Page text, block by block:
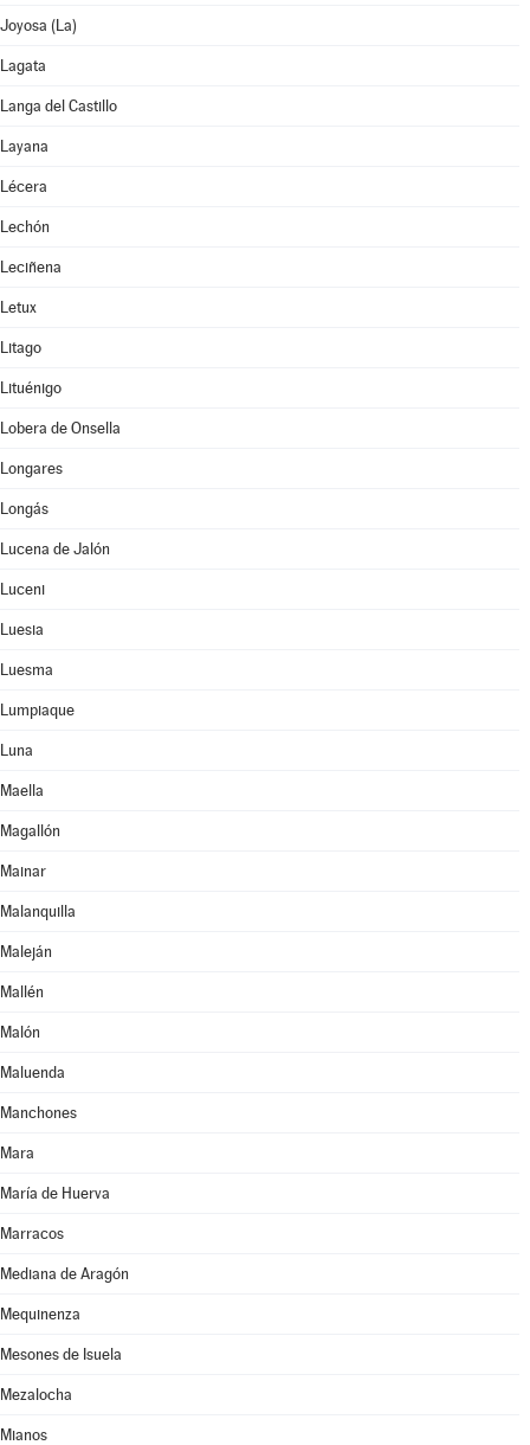
Joyosa (La)
Lagata
Langa del Castillo
Layana
Lécera
Lechón
Leciñena
Letux
Litago
Lituénigo
Lobera de Onsella
Longares
Longás
Lucena de Jalón
Luceni
Luesia
Luesma
Lumpiaque
Luna
Maella
Magallón
Mainar
Malanquilla
Maleján
Mallén
Malón
Maluenda
Manchones
Mara
María de Huerva
Marracos
Mediana de Aragón
Mequinenza
Mesones de Isuela
Mezalocha
Mianos